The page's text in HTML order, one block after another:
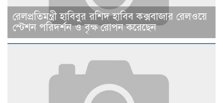
রেলপ্রতিমন্ত্রী হাবিবুর রশিদ হাবিব কক্সবাজার রেলওয়ে
স্টেশন পরিদর্শন ও বৃক্ষ রোপন করেছেন